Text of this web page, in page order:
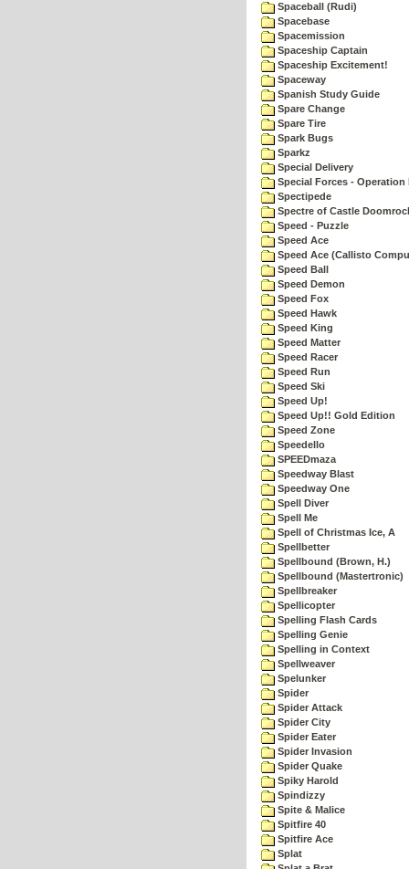
Spaceball (Rudi)
Spacebase
Spacemission
Spaceship Captain
Spaceship Excitement!
Spaceway
Spanish Study Guide
Spare Change
Spare Tire
Spark Bugs
Sparkz
Special Delivery
Special Forces - Operation
Spectipede
Spectre of Castle
Speed - Puzzle
Speed Ace
Speed Ace (Callisto
Speed Ball
Speed Demon
Speed Fox
Speed Hawk
Speed King
Speed Matter
Speed Racer
Speed Run
Speed Ski
Speed Up!
Speed Up!! Gold Edition
Speed Zone
Speedello
SPEEDmaza
Speedway Blast
Speedway One
Spell Diver
Spell Me
Spell of Christmas Ice, A
Spellbetter
Spellbound (Brown, H.)
Spellbound (Mastertronic)
Spellbreaker
Spellicopter
Spelling Flash Cards
Spelling Genie
Spelling in Context
Spellweaver
Spelunker
Spider
Spider Attack
Spider City
Spider Eater
Spider Invasion
Spider Quake
Spiky Harold
Spindizzy
Spite & Malice
Spitfire 40
Spitfire Ace
Splat